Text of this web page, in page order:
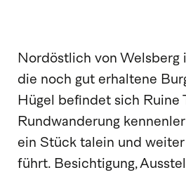
Nordöstlich von Welsberg
die noch gut erhaltene
Hügel befindet sich Ruine
Rundwanderung
ein Stück talein und
führt. Besichtigung,